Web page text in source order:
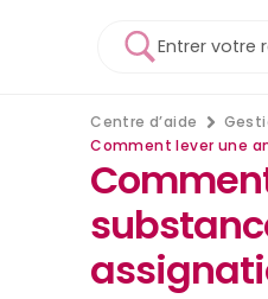
Centre d’aide
Comment lever une